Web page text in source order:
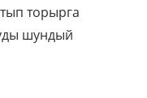
торырга
шундый